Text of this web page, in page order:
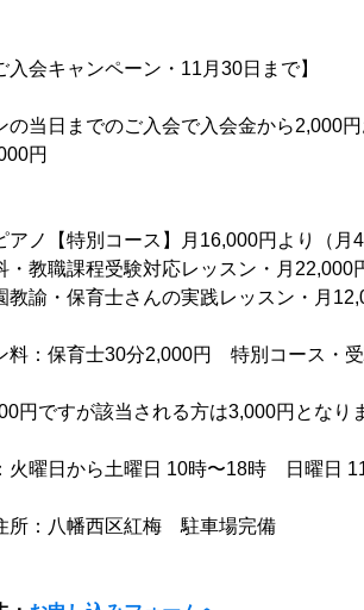
入会キャンペーン・11月30日まで】
当日までのご入会で入会金から2,000円
円
アノ【特別コース】月16,000円より（月
・教職課程受験対応レッスン・月22,000
教諭・保育士さんの実践レッスン・月
：保育士30分2,000円　特別コース・
円ですが該当される方は3,000円となり
曜日から土曜日 10時〜18時　日曜日
：八幡西区紅梅　駐車場完備